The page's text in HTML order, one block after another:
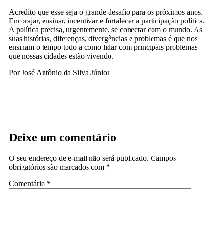
Acredito que esse seja o grande desafio para os próximos anos.
Encorajar, ensinar, incentivar e fortalecer a participação política.
A política precisa, urgentemente, se conectar com o mundo. As
suas histórias, diferenças, divergências e problemas é que nos
ensinam o tempo todo a como lidar com principais problemas
que nossas cidades estão vivendo.
Por José Antônio da Silva Júnior
Deixe um comentário
O seu endereço de e-mail não será publicado. Campos
obrigatórios são marcados com *
Comentário *